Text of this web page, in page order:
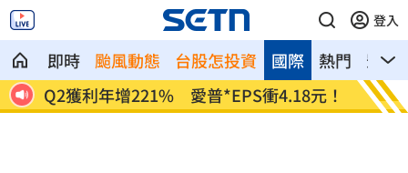
登入
即時 颱風動態 台股怎投資 熱門 影音
國際
！
宏福苑大火調查出爐！菸頭引燃施工雜物
定投
位！